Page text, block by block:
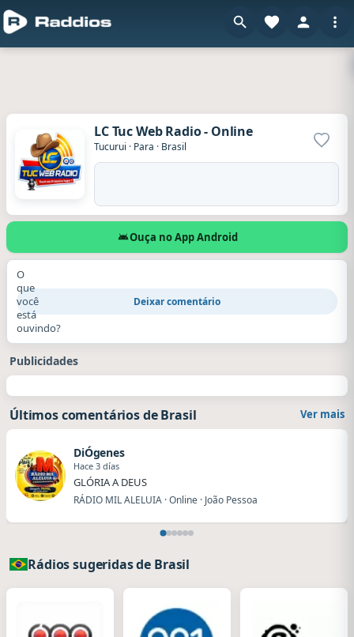
LC Tuc Web Radio - Online
Tucurui · Para · Brasil
Ouça no App Android
O
que
você
está
ouvindo?
Deixar comentário
Publicidades
Últimos comentários de Brasil Ver mais
DiÓgenes
Hace 3 días
GLÓRIA A DEUS
RÁDIO MIL ALELUIA · Online · João Pessoa
Rádios sugeridas de Brasil